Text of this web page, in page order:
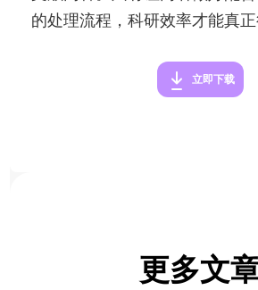
的处理流程，科研效率才能真正
立即下载
更多文